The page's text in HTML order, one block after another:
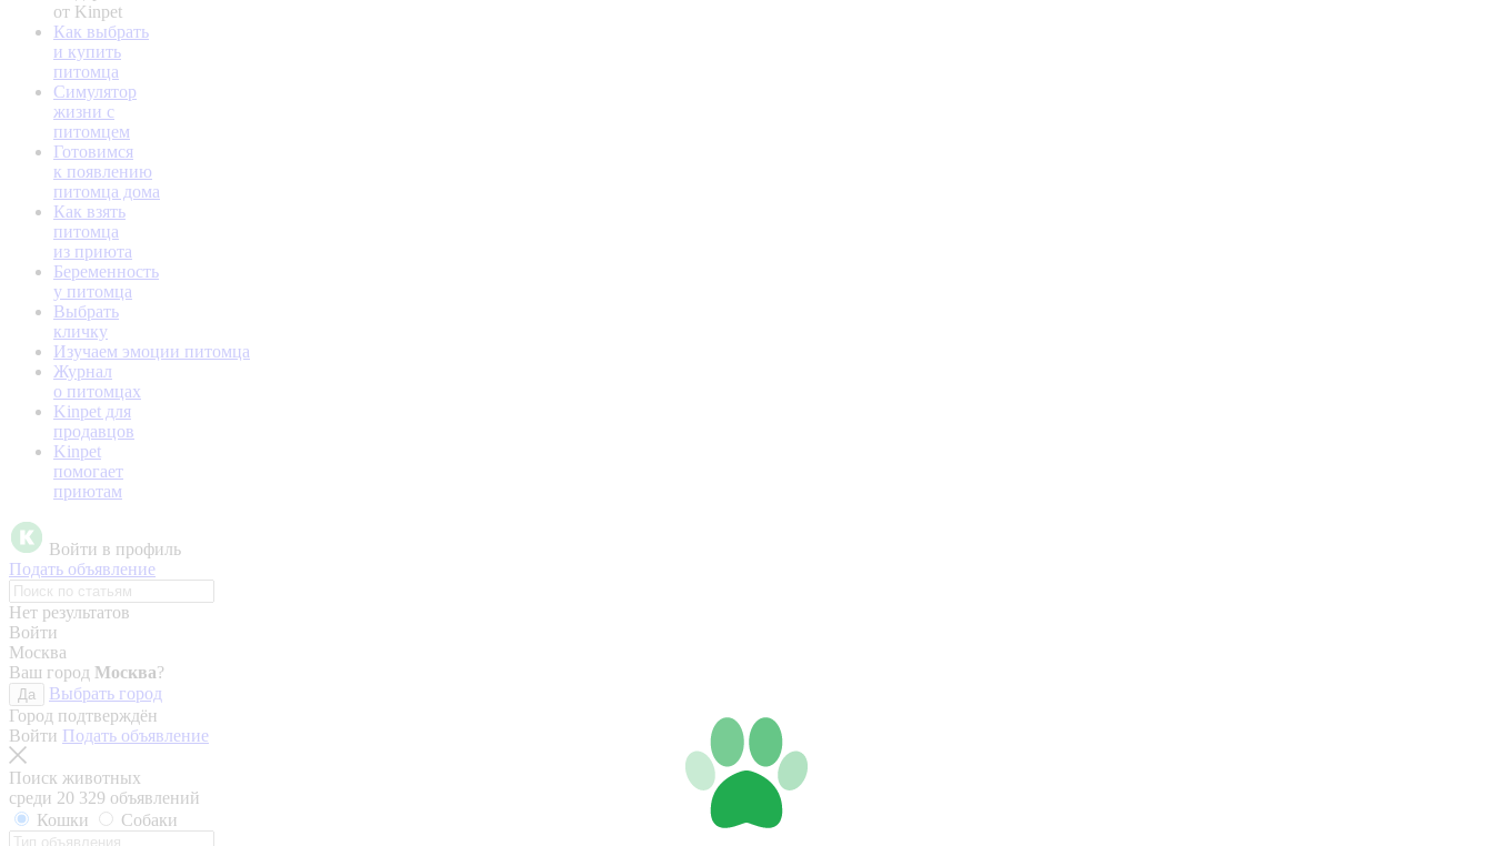
от Kinpet
Как выбрать
и купить
питомца
Симулятор
жизни с
питомцем
Готовимся
к появлению
питомца дома
Как взять
питомца
из приюта
Беременность
у питомца
Выбрать
кличку
Изучаем эмоции питомца
Журнал
о питомцах
Kinpet для
продавцов
Kinpet
помогает
приютам
Войти в профиль
Подать объявление
Нет результатов
Войти
Москва
Ваш город Москва?
Да
Выбрать город
Город подтверждён
Войти Подать объявление
Поиск животных
среди 20 329 объявлений
Кошки
Собаки